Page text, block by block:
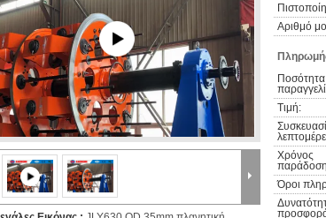
Αριθμό
Ποσότητα
Τιμή:
Χρόνος
Όροι